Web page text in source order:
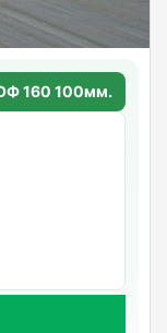
160 100мм.